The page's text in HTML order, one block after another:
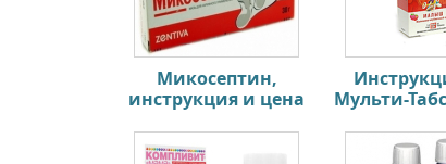
Микосептин,
инструкция и цена
Мульти-